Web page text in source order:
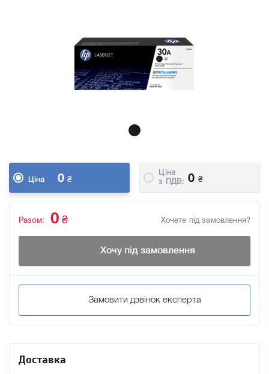
Ціна 0 ₴
Ціна
з ПДВ:
0 ₴
Хочете під замовлення?
Разом: 0 ₴
Хочу під замовлення
Замовити дзвінок експерта
Доставка